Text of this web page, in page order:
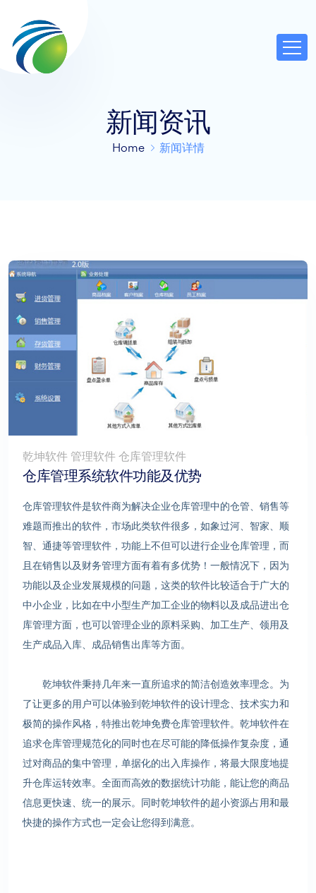
新闻资讯
Home 新闻详情
乾坤软件 管理软件 仓库管理软件
仓库管理系统软件功能及优势
仓库管理软件是软件商为解决企业仓库管理中的仓管、销售等
难题而推出的软件，市场此类软件很多，如象过河、智家、顺
智、通捷等管理软件，功能上不但可以进行企业仓库管理，而
且在销售以及财务管理方面有着有多优势！一般情况下，因为
功能以及企业发展规模的问题，这类的软件比较适合于广大的
中小企业，比如在中小型生产加工企业的物料以及成品进出仓
库管理方面，也可以管理企业的原料采购、加工生产、领用及
生产成品入库、成品销售出库等方面。
乾坤软件秉持几年来一直所追求的简洁创造效率理念。为
了让更多的用户可以体验到乾坤软件的设计理念、技术实力和
极简的操作风格，特推出乾坤免费仓库管理软件。乾坤软件在
追求仓库管理规范化的同时也在尽可能的降低操作复杂度，通
过对商品的集中管理，单据化的出入库操作，将最大限度地提
升仓库运转效率。全面而高效的数据统计功能，能让您的商品
信息更快速、统一的展示。同时乾坤软件的超小资源占用和最
快捷的操作方式也一定会让您得到满意。